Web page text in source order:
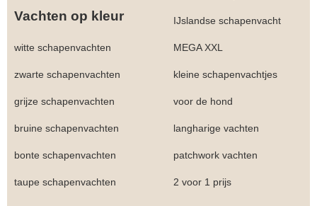
Vachten op kleur IJslandse schapenvacht
witte schapenvachten MEGA XXL
zwarte schapenvachten kleine schapenvachtjes
grijze schapenvachten voor de hond
bruine schapenvachten langharige vachten
bonte schapenvachten patchwork vachten
taupe schapenvachten 2 voor 1 prijs